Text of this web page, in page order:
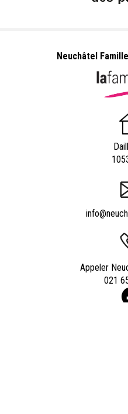
Neuchâtel
Appeler
021